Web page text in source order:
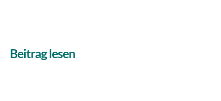
Beitrag lesen